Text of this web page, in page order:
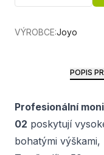
VÝROBCE:Joyo
POPIS
Profesionální
02 poskytují
bohatými výškami,